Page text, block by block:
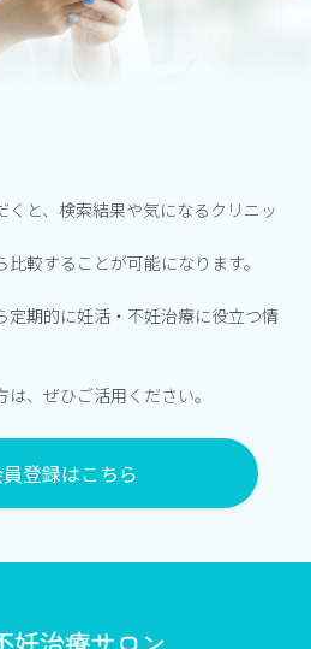
と、検索結果や気になるクリニッ
較することが可能になります。
定期的に妊活・不妊治療に役立つ情
、ぜひご活用ください。
登録はこちら